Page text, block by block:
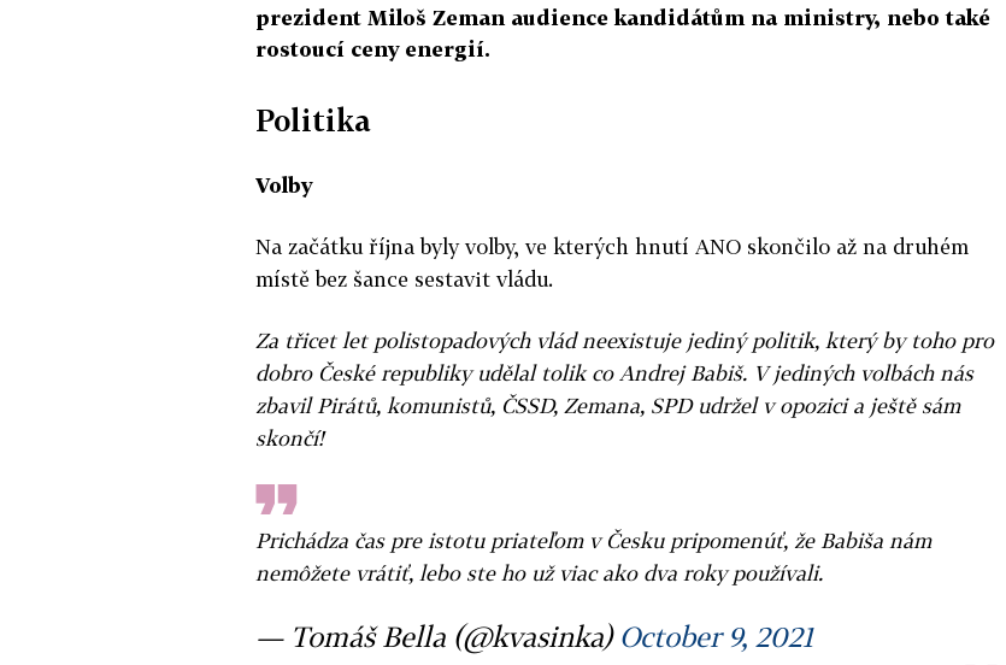
prezident Miloš Zeman audience kandidátům na ministry, nebo také
rostoucí ceny energií.
Politika
Volby
Na začátku října byly volby, ve kterých hnutí ANO skončilo až na druhém
místě bez šance sestavit vládu.
Za třicet let polistopadových vlád neexistuje jediný politik, který by toho pro
dobro České republiky udělal tolik co Andrej Babiš. V jediných volbách nás
zbavil Pirátů, komunistů, ČSSD, Zemana, SPD udržel v opozici a ještě sám
skončí!
Prichádza čas pre istotu priateľom v Česku pripomenúť, že Babiša nám
nemôžete vrátiť, lebo ste ho už viac ako dva roky používali.
— Tomáš Bella (@kvasinka) October 9, 2021